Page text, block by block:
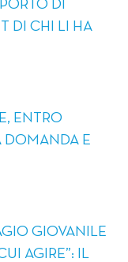
DI
DI CHI LI HA
ENTRO
DOMANDA E
GIOVANILE
AGIRE”: IL